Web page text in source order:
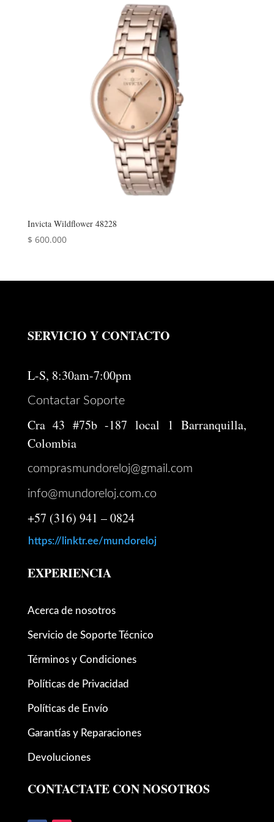
Invicta Wildflower 48228
$ 600.000
SERVICIO Y CONTACTO
L-S, 8:30am-7:00pm
Contactar Soporte
Cra 43 #75b -187 local 1 Barranquilla,
Colombia
comprasmundoreloj@gmail.com
info@mundoreloj.com.co
+57 (316) 941 – 0824
https://linktr.ee/mundoreloj
EXPERIENCIA
Acerca de nosotros
Servicio de Soporte Técnico
Términos y Condiciones
Políticas de Privacidad
Políticas de Envío
Garantías y Reparaciones
Devoluciones
CONTACTATE CON NOSOTROS